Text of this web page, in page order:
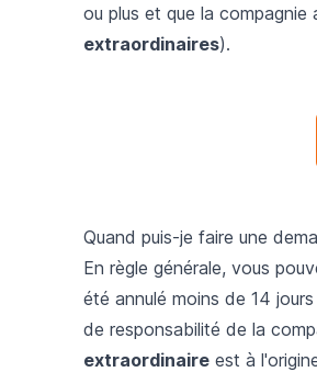
ou plus et que la compagnie
extraordinaires).
Quand puis-je faire une
En règle générale, vous
été annulé moins de 14
de responsabilité de la
extraordinaireest à